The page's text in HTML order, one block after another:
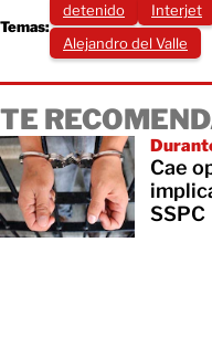
Temas:
detenido Interjet
Alejandro del Valle
TE
Cae
SSPC